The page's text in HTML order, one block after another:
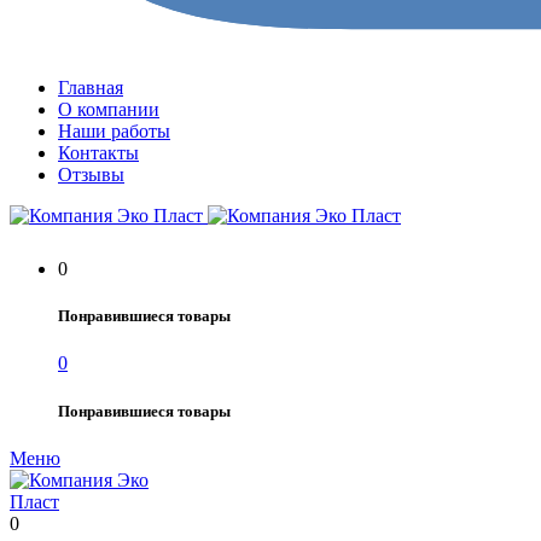
Главная
О компании
Наши работы
Контакты
Отзывы
0
Понравившиеся товары
0
Понравившиеся товары
Меню
0